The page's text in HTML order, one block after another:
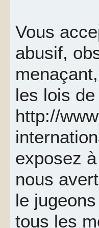
Vous
abusif,
les lois
http://
exposez
nous
le
tous les